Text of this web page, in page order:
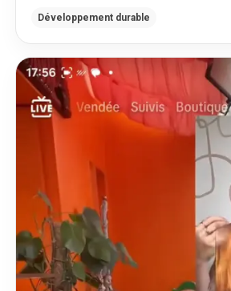
Développement durable